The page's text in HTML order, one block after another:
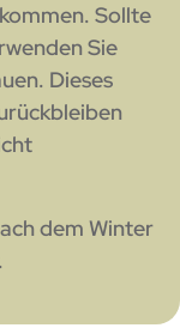
Sollte
Sie
Dieses
dem Winter